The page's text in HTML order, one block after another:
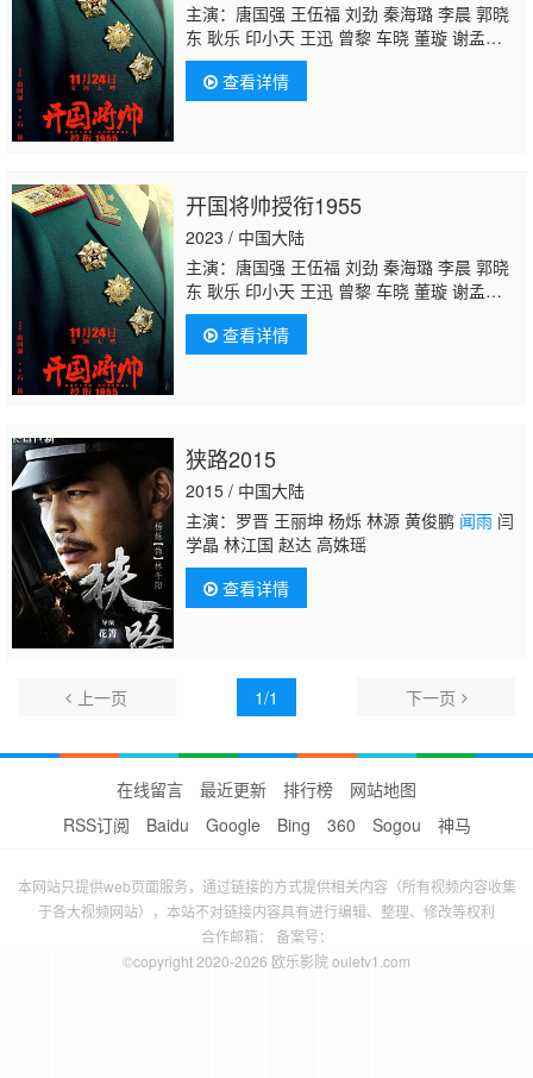
主演：唐国强 王伍福 刘劲 秦海璐 李晨 郭晓
东 耿乐 印小天 王迅 曾黎 车晓 董璇 谢孟
伟闻雨丹琳 高曙光 曹卫宇 舒耀瑄 姚居德 孙
继堂 郭连文 谷伟 赵雍 卢奇 邵兵 陈翔 李岷
城 张晞临 周旭奇 王政钧 王韦智 马晓伟 闻
查看详情
开国将帅授衔1955
2023 / 中国大陆
主演：唐国强 王伍福 刘劲 秦海璐 李晨 郭晓
东 耿乐 印小天 王迅 曾黎 车晓 董璇 谢孟
伟闻雨丹琳 高曙光 曹卫宇 舒耀瑄 姚居德 孙
继堂 郭连文 谷伟 赵雍 卢奇 邵兵 陈翔 李岷
城 张晞临 周旭奇 王政钧 王韦智 马晓伟 闻
查看详情
狭路2015
2015 / 中国大陆
主演：罗晋 王丽坤 杨烁 林源 黄俊鹏 闻雨闫
学晶 林江国 赵达 高姝瑶
查看详情
上一页 1/1 下一页
在线留言 最近更新 排行榜
网站地图
RSS订阅
Baidu Google Bing 360 Sogou 神马
本网站只提供web页面服务，通过链接的方式提供相关内容（所有视频内容收集
于各大视频网站），本站不对链接内容具有进行编辑、整理、修改等权利
合作邮箱： 备案号：
©copyright 2020-2026 欧乐影院 ouletv1.com